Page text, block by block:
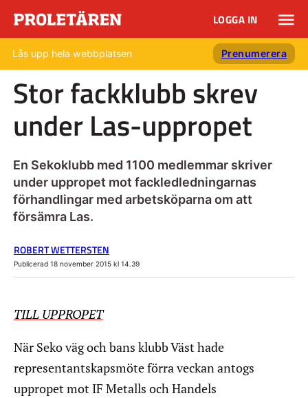
LOGGA IN
Lås upp hela webbplatsen Prenumerera
Stor fackklubb skrev
under Las-uppropet
En Sekoklubb med 1100 medlemmar skriver
under uppropet mot fackledledningarnas
förhandlingar med arbetsköparna om att
försämra Las.
ROBERT WETTERSTEN
Publicerad 18 november 2015 kl 14.39
TILL UPPROPET
När Seko väg och bans klubb Väst hade
representantskapsmöte förra veckan antogs
uppropet mot IF Metalls och Handels